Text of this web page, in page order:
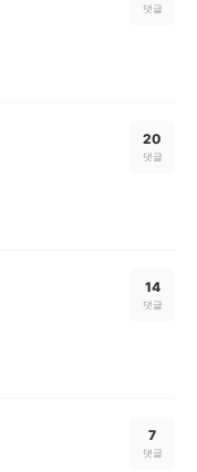
댓글
20
댓글
14
댓글
7
댓글